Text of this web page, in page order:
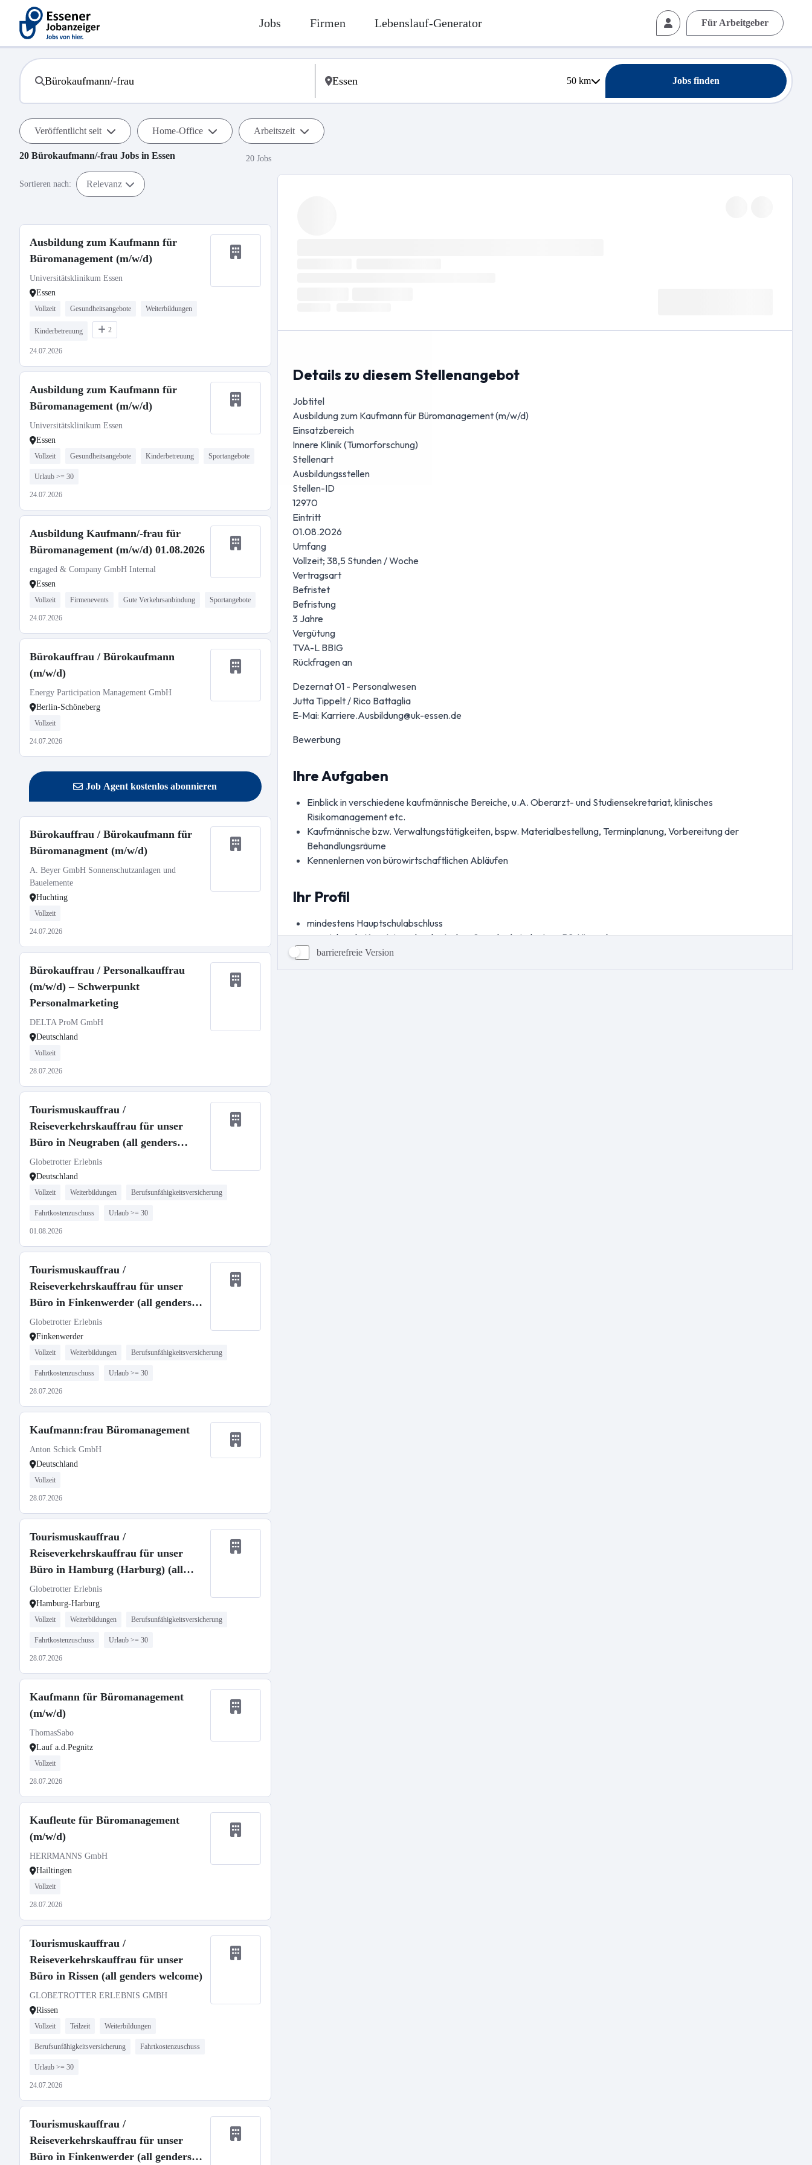
Jobs Firmen Lebenslauf-Generator Für Arbeitgeber
50km Jobs finden
Veröffentlicht seit Home-Office Arbeitszeit
20 Bürokaufmann/-frau Jobs in Essen 20 Jobs
Sortieren nach: Relevanz
Ausbildung zum Kaufmann für
Büromanagement (m/w/d)
Universitätsklinikum Essen
Essen
Vollzeit Gesundheitsangebote Weiterbildungen
Kinderbetreuung 2
24.07.2026
Ausbildung zum Kaufmann für
Büromanagement (m/w/d)
Universitätsklinikum Essen
Essen
Vollzeit Gesundheitsangebote Kinderbetreuung Sportangebote
Urlaub >= 30
24.07.2026
Ausbildung Kaufmann/-frau für
Büromanagement (m/w/d) 01.08.2026
engaged & Company GmbH Internal
Essen
Vollzeit Firmenevents Gute Verkehrsanbindung Sportangebote
24.07.2026
Bürokauffrau / Bürokaufmann
(m/w/d)
Energy Participation Management GmbH
Berlin-Schöneberg
Vollzeit
24.07.2026
Job Agent kostenlos abonnieren
Bürokauffrau / Bürokaufmann für
Büromanagment (m/w/d)
A. Beyer GmbH Sonnenschutzanlagen und
Bauelemente
Huchting
Vollzeit
24.07.2026
Bürokauffrau / Personalkauffrau
(m/w/d) – Schwerpunkt
Personalmarketing
DELTA ProM GmbH
Deutschland
Vollzeit
28.07.2026
Tourismuskauffrau /
Reiseverkehrskauffrau für unser
Büro in Neugraben (all genders
welcome)
Globetrotter Erlebnis
Deutschland
Vollzeit Weiterbildungen Berufsunfähigkeitsversicherung
Fahrtkostenzuschuss Urlaub >= 30
01.08.2026
Tourismuskauffrau /
Reiseverkehrskauffrau für unser
Büro in Finkenwerder (all genders
welcome)
Globetrotter Erlebnis
Finkenwerder
Vollzeit Weiterbildungen Berufsunfähigkeitsversicherung
Fahrtkostenzuschuss Urlaub >= 30
28.07.2026
Kaufmann:frau Büromanagement
Anton Schick GmbH
Deutschland
Vollzeit
28.07.2026
Tourismuskauffrau /
Reiseverkehrskauffrau für unser
Büro in Hamburg (Harburg) (all
genders welcome)
Globetrotter Erlebnis
Hamburg-Harburg
Vollzeit Weiterbildungen Berufsunfähigkeitsversicherung
Fahrtkostenzuschuss Urlaub >= 30
28.07.2026
Kaufmann für Büromanagement
(m/w/d)
ThomasSabo
Lauf a.d.Pegnitz
Vollzeit
28.07.2026
Kaufleute für Büromanagement
(m/w/d)
HERRMANNS GmbH
Hailtingen
Vollzeit
28.07.2026
Tourismuskauffrau /
Reiseverkehrskauffrau für unser
Büro in Rissen (all genders welcome)
GLOBETROTTER ERLEBNIS GMBH
Rissen
Vollzeit Teilzeit Weiterbildungen
Berufsunfähigkeitsversicherung Fahrtkostenzuschuss
Urlaub >= 30
24.07.2026
Tourismuskauffrau /
Reiseverkehrskauffrau für unser
Büro in Finkenwerder (all genders
barrierefreie Version